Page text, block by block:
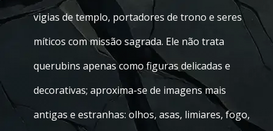
vigias de templo, portadores de trono e seres
míticos com missão sagrada. Ele não trata
querubins apenas como figuras delicadas e
decorativas; aproxima-se de imagens mais
antigas e estranhas: olhos, asas, limiares, fogo,